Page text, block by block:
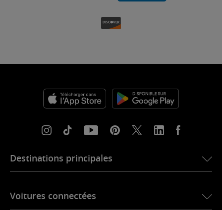
Destinations principales
eSIM pour l’Europe
Voitures connectées